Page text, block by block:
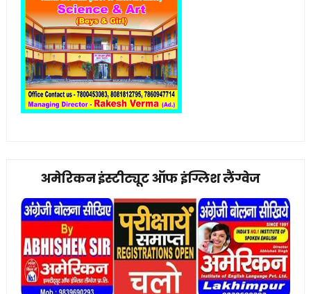
अमेरिकन इंस्टीट्यूट ऑफ इंग्लिश लैंग्वेज